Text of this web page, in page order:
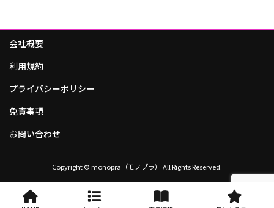
会社概要
利用規約
プライバシーポリシー
免責事項
お問い合わせ
Copyright © monopra（モノプラ） All Rights Reserved.